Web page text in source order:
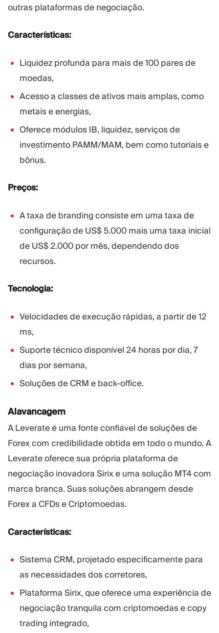
outras plataformas de negociação.
Características:
Liquidez profunda para mais de 100 pares de
moedas,
Acesso a classes de ativos mais amplas, como
metais e energias,
Oferece módulos IB, liquidez, serviços de
investimento PAMM/MAM, bem como tutoriais e
bônus.
Preços:
A taxa de branding consiste em uma taxa de
configuração de US$ 5.000 mais uma taxa inicial
de US$ 2.000 por mês, dependendo dos
recursos.
Tecnologia:
Velocidades de execução rápidas, a partir de 12
ms,
Suporte técnico disponível 24 horas por dia, 7
dias por semana,
Soluções de CRM e back-office.
Alavancagem
A Leverate é uma fonte confiável de soluções de
Forex com credibilidade obtida em todo o mundo. A
Leverate oferece sua própria plataforma de
negociação inovadora Sirix e uma solução MT4 com
marca branca. Suas soluções abrangem desde
Forex a CFDs e Criptomoedas.
Características:
Sistema CRM, projetado especificamente para
as necessidades dos corretores,
Plataforma Sirix, que oferece uma experiência de
negociação tranquila com criptomoedas e copy
trading integrado,